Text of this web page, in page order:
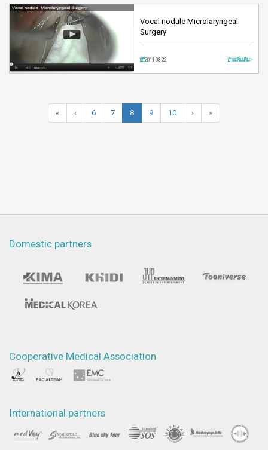
Vocal nodule Microlaryngeal
Surgery
2011-08-22 อ่านเพิ่มเติม >
« ‹ 6 7 8 9 10 › »
Domestic partners
Cooperative Medical Association
International partners